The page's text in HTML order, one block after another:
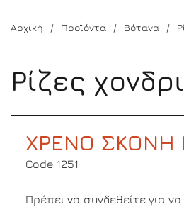
Αρχική Προϊόντα Βότανα
Ρίζες
ΧΡΕΝΟ ΣΚΟΝΗ
Code 1251
Πρέπει να συνδεθείτε για να